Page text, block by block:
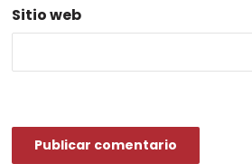
Sitio web